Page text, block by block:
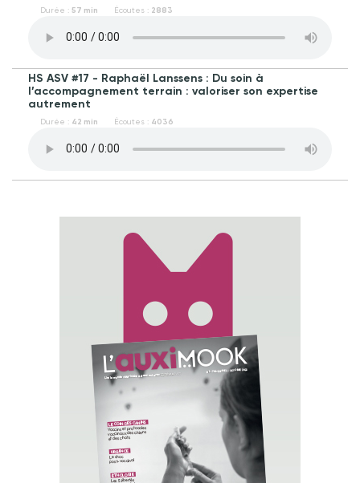
Durée : 57 min Écoutes : 2883
HS ASV #17 - Raphaël Lanssens : Du soin à
l’accompagnement terrain : valoriser son expertise
autrement
Durée : 42 min Écoutes : 4036